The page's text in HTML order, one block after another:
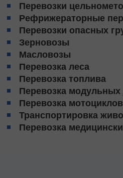
Перевозки
Рефрижераторные
Перевозки опасных
Зерновозы
Масловозы
Перевозка леса
Перевозка топлива
Перевозка
Перевозка мотоциклов
Транспортировка
Перевозка